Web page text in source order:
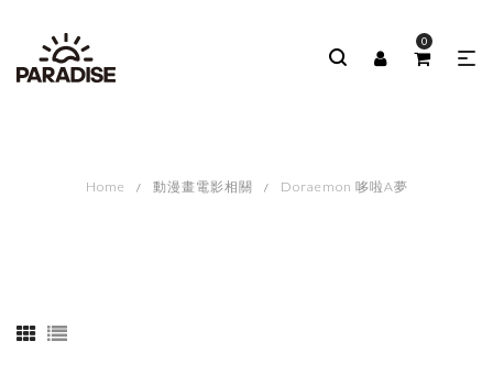
0
Home 動漫畫電影相關 Doraemon 哆啦A夢